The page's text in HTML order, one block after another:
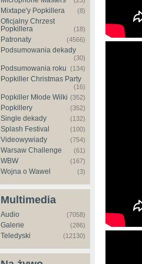
Mixtape'y Popkillera (8)
Oficjalny Chrzest
Popkillera
(18)
Patronaty (4566)
Podsumowania dekady
(30)
Podsumowania roku (134)
Popkiller Christmas Party
(16)
Popkiller Młode Wilki (352)
Popkillery (352)
Single dekady (132)
Splash Festival (100)
Videowywiady (754)
Warsaw Challenge (61)
WBW (167)
Wojna o Wawel (3)
Multimedia
Audio (7058)
Galerie (286)
Teledyski (12130)